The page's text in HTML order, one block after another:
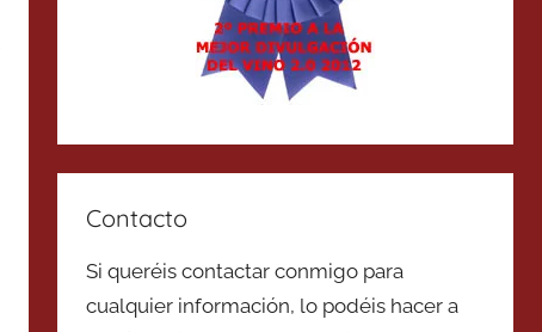
Contacto
Si queréis contactar conmigo para
cualquier información, lo podéis hacer a